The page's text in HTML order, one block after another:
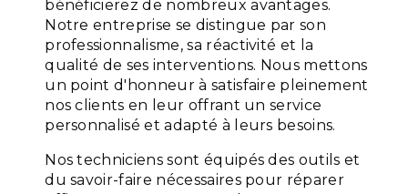
bénéficierez de nombreux avantages.
Notre entreprise se distingue par son
professionnalisme, sa réactivité et la
qualité de ses interventions. Nous mettons
un point d'honneur à satisfaire pleinement
nos clients en leur offrant un service
personnalisé et adapté à leurs besoins.
Nos techniciens sont équipés des outils et
du savoir-faire nécessaires pour réparer